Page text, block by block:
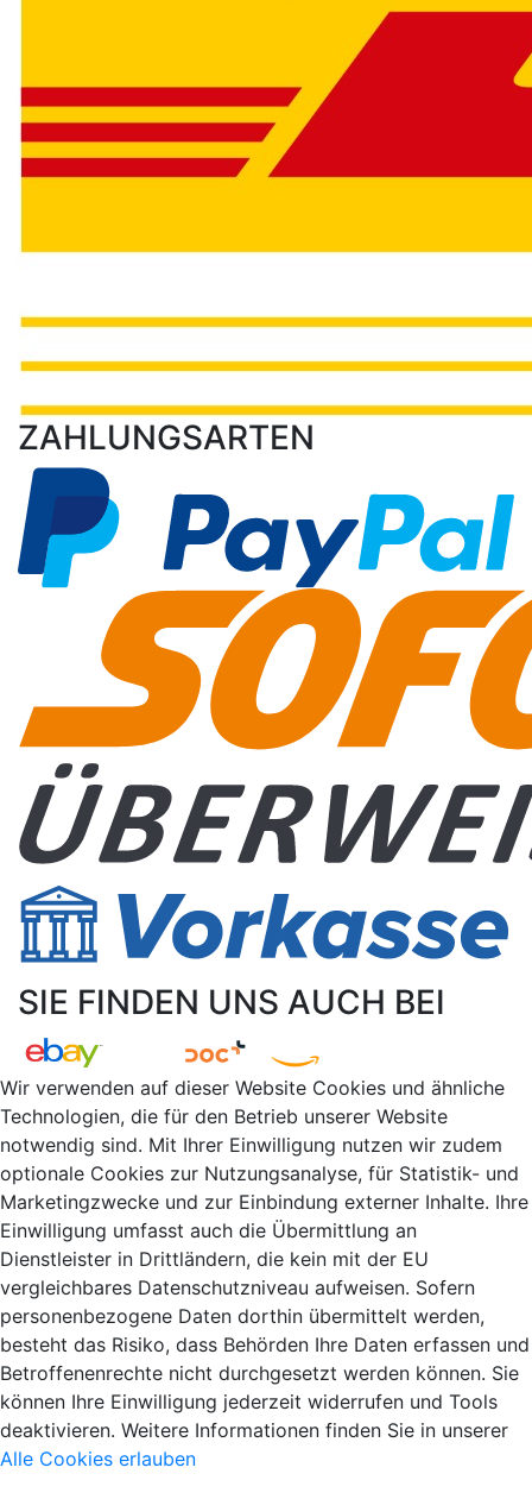
ZAHLUNGSARTEN
SIE FINDEN UNS AUCH BEI
Wir verwenden auf dieser Website Cookies und ähnliche
Technologien, die für den Betrieb unserer Website
notwendig sind. Mit Ihrer Einwilligung nutzen wir zudem
optionale Cookies zur Nutzungsanalyse, für Statistik- und
Marketingzwecke und zur Einbindung externer Inhalte. Ihre
Einwilligung umfasst auch die Übermittlung an
Dienstleister in Drittländern, die kein mit der EU
vergleichbares Datenschutzniveau aufweisen. Sofern
personenbezogene Daten dorthin übermittelt werden,
besteht das Risiko, dass Behörden Ihre Daten erfassen und
Betroffenenrechte nicht durchgesetzt werden können. Sie
können Ihre Einwilligung jederzeit widerrufen und Tools
deaktivieren. Weitere Informationen finden Sie in unserer
Alle Cookies erlauben